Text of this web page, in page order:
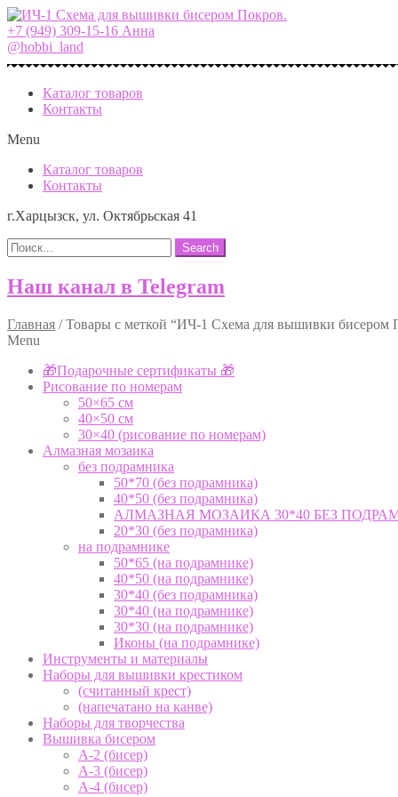
+7 (949) 309-15-16 Анна
@hobbi_land
Каталог товаров
Контакты
Menu
Каталог товаров
Контакты
г.Харцызск, ул. Октябрьская 41
Search
Наш канал в Telegram
Главная /Товары с меткой “ИЧ-1 Схема для вышивки бисером
Menu
🎁Подарочные сертификаты 🎁
Рисование по номерам
50×65 см
40×50 см
30×40 (рисование по номерам)
Алмазная мозаика
без подрамника
50*70 (без подрамника)
40*50 (без подрамника)
АЛМАЗНАЯ МОЗАИКА 30*40 БЕЗ
20*30 (без подрамника)
на подрамнике
50*65 (на подрамнике)
40*50 (на подрамнике)
30*40 (без подрамника)
30*40 (на подрамнике)
30*30 (на подрамнике)
Иконы (на подрамнике)
Инструменты и материалы
Наборы для вышивки крестиком
(считанный крест)
(напечатано на канве)
Наборы для творчества
Вышивка бисером
А-2 (бисер)
А-3 (бисер)
А-4 (бисер)